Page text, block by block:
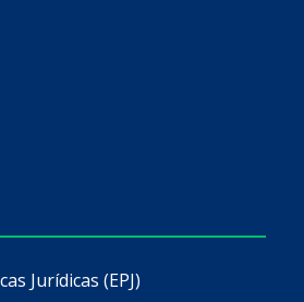
Jurídicas (EPJ)